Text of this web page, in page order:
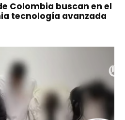
Colombia buscan en el
tecnología avanzada